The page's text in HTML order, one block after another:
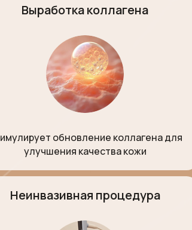
Выработка коллагена
обновление коллагена для
улучшения качества кожи
Неинвазивная процедура